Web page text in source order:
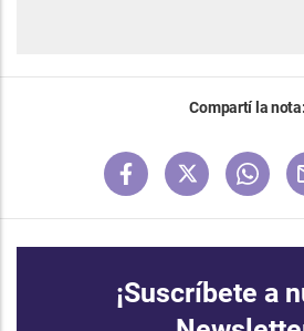
Compartí la nota:
¡Suscríbete a